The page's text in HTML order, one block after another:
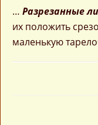
… Разрезанные
их положить
маленькую